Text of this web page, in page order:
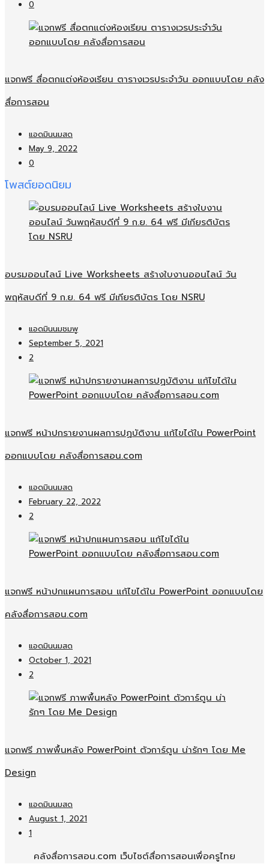
0
แจกฟรี สื่อตกแต่งห้องเรียน ตารางเวรประจำวัน ออกแบบโดย คลัง
สื่อการสอน
แอดมินนมสด
May 9, 2022
0
โพสต์ยอดนิยม
อบรมออนไลน์​ Live Worksheets สร้างใบงานออนไลน์​ วัน
พฤหัสบดีที่ 9 ก.ย. 64 ฟรี มีเกียรติบัตร โดย NSRU
แอดมินนมชมพู
September 5, 2021
2
แจกฟรี หน้าปกรายงานผลการปฏบัติงาน แก้ไขได้ใน PowerPoint
ออกแบบโดย คลังสื่อการสอน.com
แอดมินนมสด
February 22, 2022
2
แจกฟรี หน้าปกแผนการสอน แก้ไขได้ใน PowerPoint ออกแบบโดย
คลังสื่อการสอน.com
แอดมินนมสด
October 1, 2021
2
แจกฟรี ภาพพื้นหลัง PowerPoint ตัวการ์ตูน น่ารักๆ โดย Me
Design
แอดมินนมสด
August 1, 2021
1
คลังสื่อการสอน.com เว็บไซต์สื่อการสอนเพื่อครูไทย